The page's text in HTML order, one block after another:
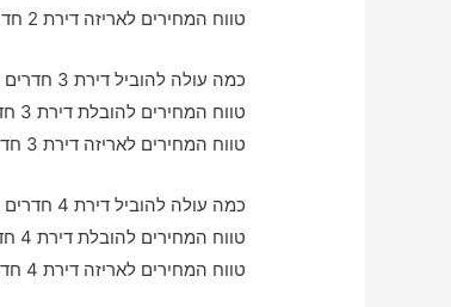
טווח המחירים לאריזה דירת 2 חדרים בעין יעקב – בין 640-1100 ש"ח
כמה עולה להוביל דירת 3 חדרים בעין יעקב עם חברת הובלה כולל אריזה?
טווח המחירים להובלת דירת 3 חדרים בעין יעקב – בין 1070-1920 ש"ח
טווח המחירים לאריזה דירת 3 חדרים בעין יעקב – בין 1230-1640 ש"ח
כמה עולה להוביל דירת 4 חדרים בעין יעקב עם חברת הובלה כולל אריזה?
טווח המחירים להובלת דירת 4 חדרים בעין יעקב – בין 1990-3060 ש"ח
טווח המחירים לאריזה דירת 4 חדרים בעין יעקב – בין 3520-1990 ש"ח